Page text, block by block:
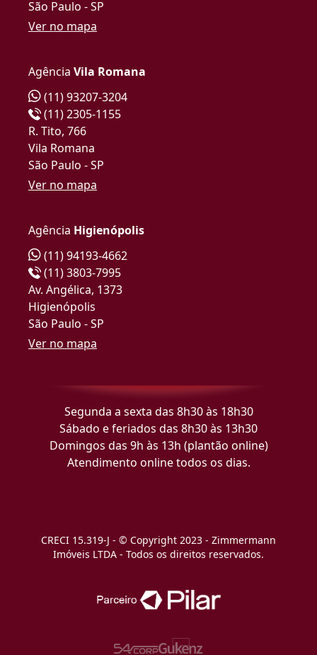
São Paulo - SP
Ver no mapa
Agência Vila Romana
(11) 93207-3204
(11) 2305-1155
R. Tito, 766
Vila Romana
São Paulo - SP
Ver no mapa
Agência Higienópolis
(11) 94193-4662
(11) 3803-7995
Av. Angélica, 1373
Higienópolis
São Paulo - SP
Ver no mapa
Segunda a sexta das 8h30 às 18h30
Sábado e feriados das 8h30 às 13h30
Domingos das 9h às 13h (plantão online)
Atendimento online todos os dias.
CRECI 15.319-J - © Copyright 2023 - Zimmermann
Imóveis LTDA - Todos os direitos reservados.